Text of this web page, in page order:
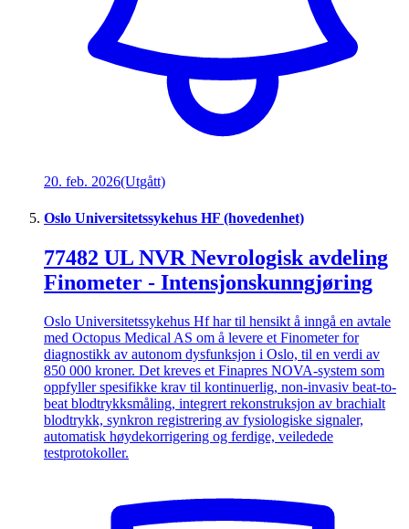
20. feb. 2026(Utgått)
Oslo Universitetssykehus HF (hovedenhet)
77482 UL NVR Nevrologisk avdeling
Finometer - Intensjonskunngjøring
Oslo Universitetssykehus Hf har til hensikt å inngå en avtale
med Octopus Medical AS om å levere et Finometer for
diagnostikk av autonom dysfunksjon i Oslo, til en verdi av
850 000 kroner. Det kreves et Finapres NOVA-system som
oppfyller spesifikke krav til kontinuerlig, non-invasiv beat-to-
beat blodtrykksmåling, integrert rekonstruksjon av brachialt
blodtrykk, synkron registrering av fysiologiske signaler,
automatisk høydekorrigering og ferdige, veiledede
testprotokoller.